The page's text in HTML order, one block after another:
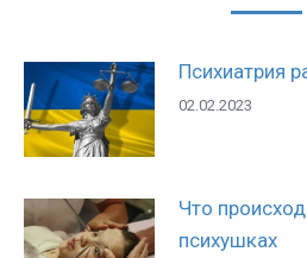
Психиатрия
02.02.2023
Что
психушках